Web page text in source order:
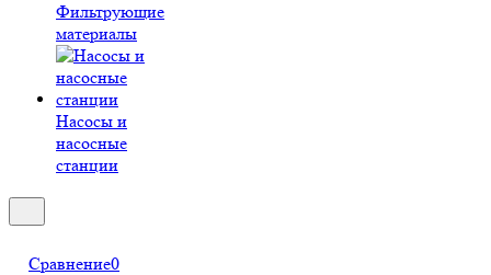
Фильтрующие
материалы
Насосы и
насосные
станции
Сравнение0